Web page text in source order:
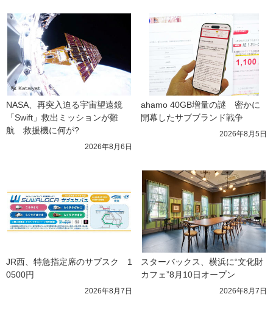
NASA、再突入迫る宇宙望遠鏡
「Swift」救出ミッションが難
航　救援機に何が?
2026年8月6日
ahamo 40GB増量の謎　密かに
開幕したサブブランド戦争
2026年8月5日
JR西、特急指定席のサブスク　1
0500円
2026年8月7日
スターバックス、横浜に“文化財
カフェ”8月10日オープン
2026年8月7日